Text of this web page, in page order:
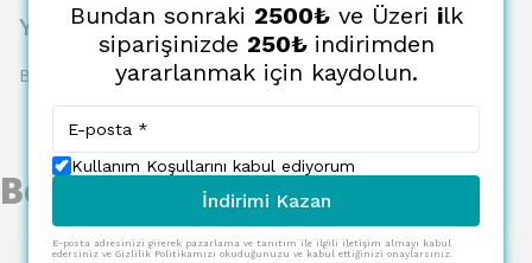
Yorumlar
Bu ürün için henüz yorum yapılmamış.
Benzer Ürünler
Bundan sonraki 2500₺ve Üzeri ilk
siparişinizde 250₺ indirimden
yararlanmak için kaydolun.
Kullanım Koşullarını kabul ediyorum
İndirimi Kazan
E-posta adresinizi girerek pazarlama ve tanıtım ile ilgili iletişim almayı kabul
edersiniz ve Gizlilik Politikamızı okuduğunuzu ve kabul ettiğinizi onaylarsınız.